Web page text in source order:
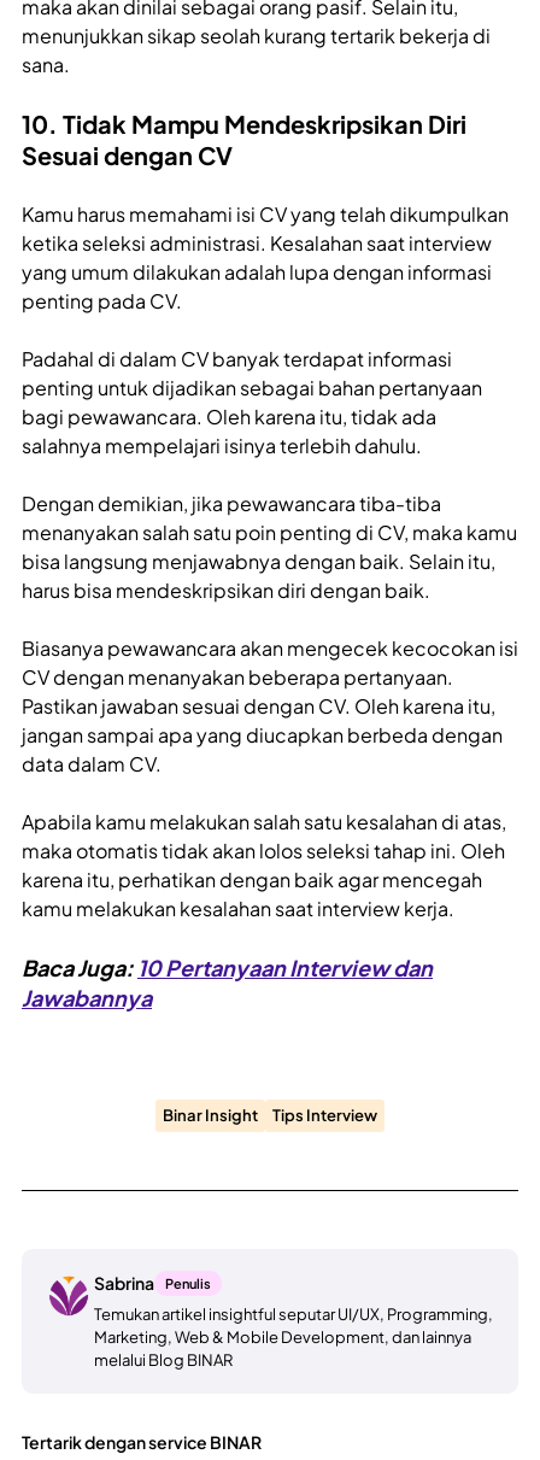
maka akan dinilai sebagai orang pasif. Selain itu,
menunjukkan sikap seolah kurang tertarik bekerja di
sana.
10. Tidak Mampu Mendeskripsikan Diri
Sesuai dengan CV
Kamu harus memahami isi CV yang telah dikumpulkan
ketika seleksi administrasi. Kesalahan saat interview
yang umum dilakukan adalah lupa dengan informasi
penting pada CV.
Padahal di dalam CV banyak terdapat informasi
penting untuk dijadikan sebagai bahan pertanyaan
bagi pewawancara. Oleh karena itu, tidak ada
salahnya mempelajari isinya terlebih dahulu.
Dengan demikian, jika pewawancara tiba-tiba
menanyakan salah satu poin penting di CV, maka kamu
bisa langsung menjawabnya dengan baik. Selain itu,
harus bisa mendeskripsikan diri dengan baik.
Biasanya pewawancara akan mengecek kecocokan isi
CV dengan menanyakan beberapa pertanyaan.
Pastikan jawaban sesuai dengan CV. Oleh karena itu,
jangan sampai apa yang diucapkan berbeda dengan
data dalam CV.
Apabila kamu melakukan salah satu kesalahan di atas,
maka otomatis tidak akan lolos seleksi tahap ini. Oleh
karena itu, perhatikan dengan baik agar mencegah
kamu melakukan kesalahan saat interviewkerja.
Baca Juga: 10 Pertanyaan Interview dan
Jawabannya
Binar Insight Tips Interview
Sabrina Penulis
Temukan artikel insightful seputar UI/UX, Programming,
Marketing, Web & Mobile Development, dan lainnya
melalui Blog BINAR
Tertarik dengan service BINAR